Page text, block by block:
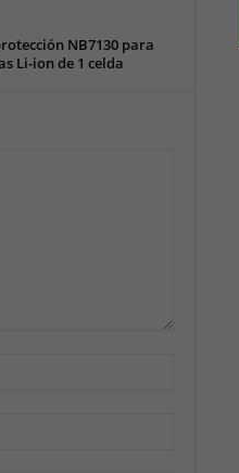
NB7130 para
Li-ion de 1 celda